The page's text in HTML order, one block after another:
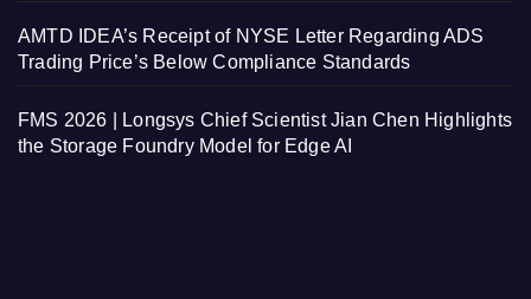
AMTD IDEA’s Receipt of NYSE Letter Regarding ADS
Trading Price’s Below Compliance Standards
FMS 2026 | Longsys Chief Scientist Jian Chen Highlights
the Storage Foundry Model for Edge AI